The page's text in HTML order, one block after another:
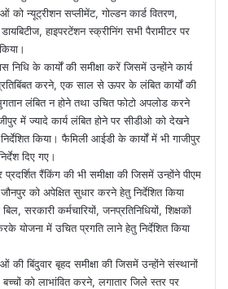
को न्यूट्रीशन सप्लीमेंट, गोल्डन कार्ड वितरण,
हाइपरटेंशन स्क्रीनिंग सभी पैरामीटर पर
निधि के कार्यों की समीक्षा करें जिसमें उन्होंने कार्य
करने, एक साल से ऊपर के लंबित कार्यों की
लंबित न होने तथा उचित फोटो अपलोड करने
में ज्यादे कार्य लंबित होने पर सीडीओ को देखने
किया। फैमिली आईडी के कार्यों में भी गाजीपुर
दिए गए।
रैंकिंग की भी समीक्षा की जिसमें उन्होंने पीएम
को अपेक्षित सुधार करने हेतु निर्देशित किया
सरकारी कर्मचारियों, जनप्रतिनिधियों, शिक्षकों
योजना में उचित प्रगति लाने हेतु निर्देशित किया
की बिंदुवार बृहद समीक्षा की जिसमें उन्होंने संस्थानों
को लाभांवित करने, लगातार जिले स्तर पर